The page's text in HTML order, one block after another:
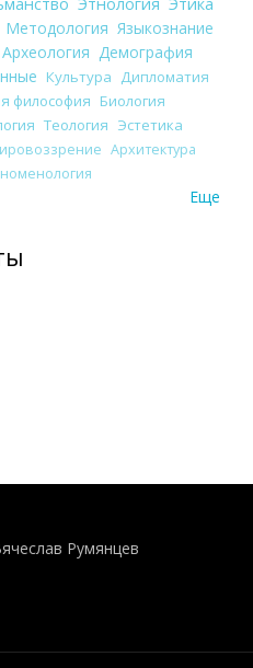
Методология Языкознание
Археология Демография
Культура
Дипломатия
философия Биология
Теология Эстетика
Архитектура
Еще
Румянцев